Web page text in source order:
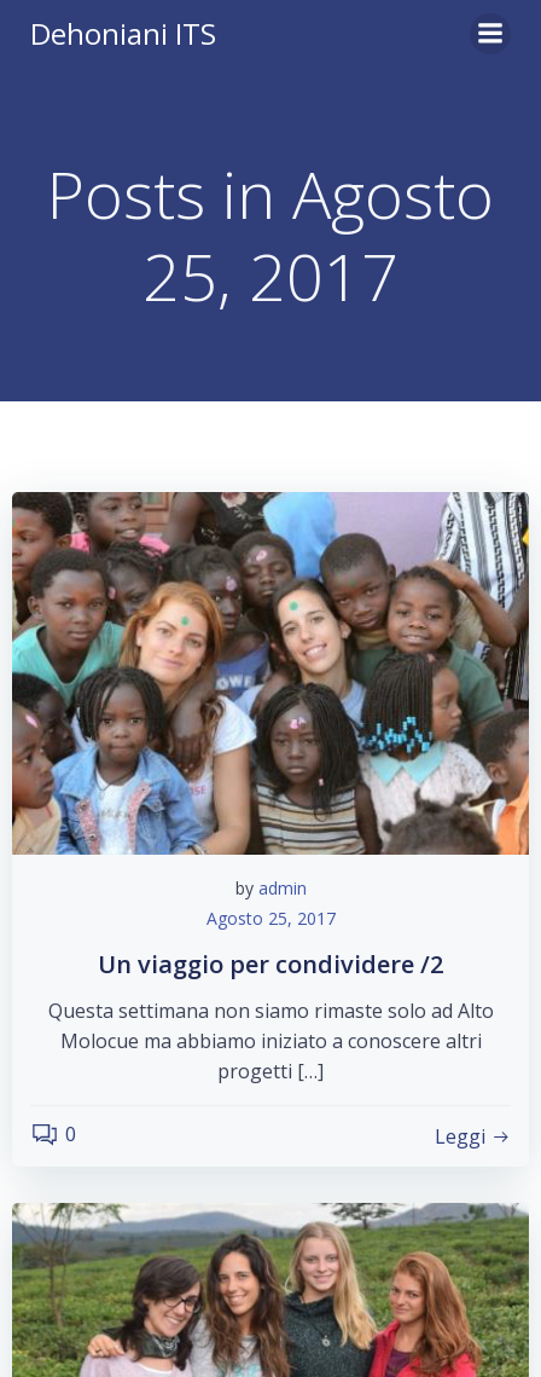
Dehoniani ITS
Posts in Agosto
25, 2017
by admin
Agosto 25, 2017
Un viaggio per condividere /2
Questa settimana non siamo rimaste solo ad Alto
Molocue ma abbiamo iniziato a conoscere altri
progetti […]
0 Leggi